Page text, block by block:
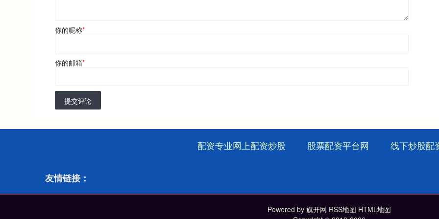
你的昵称*
你的邮箱*
提交评论
配资专业网上配资炒股 股票配资平台网 线下炒股配
友情链接：
Powered by 旗开网 RSS地图 HTML地图